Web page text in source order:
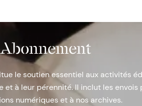
Abonnement
le soutien essentiel aux activités
et à leur pérennité. Il inclut les envois
numériques et à nos archives.